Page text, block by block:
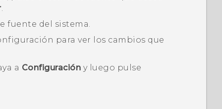
.
fuente del sistema.
para ver los cambios que
a Configuración y luego pulse